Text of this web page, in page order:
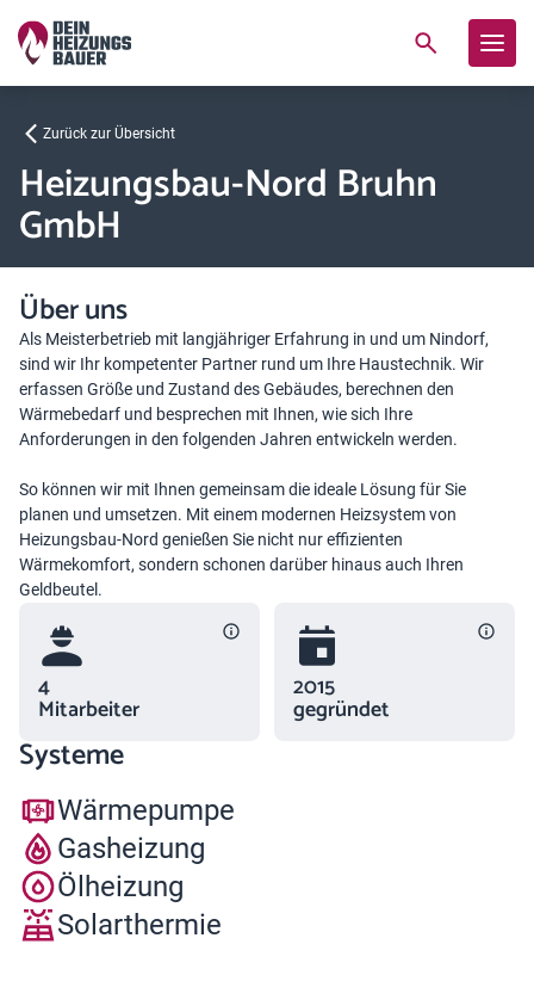
Zurück zur Übersicht
Heizungsbau-Nord Bruhn
GmbH
Über uns
Als Meisterbetrieb mit langjähriger Erfahrung in und um Nindorf,
sind wir Ihr kompetenter Partner rund um Ihre Haustechnik. Wir
erfassen Größe und Zustand des Gebäudes, berechnen den
Wärmebedarf und besprechen mit Ihnen, wie sich Ihre
Anforderungen in den folgenden Jahren entwickeln werden.
So können wir mit Ihnen gemeinsam die ideale Lösung für Sie
planen und umsetzen. Mit einem modernen Heizsystem von
Heizungsbau-Nord genießen Sie nicht nur effizienten
Wärmekomfort, sondern schonen darüber hinaus auch Ihren
Geldbeutel.
4
Mitarbeiter
2015
gegründet
Systeme
Wärmepumpe
Gasheizung
Ölheizung
Solarthermie